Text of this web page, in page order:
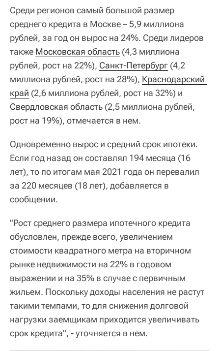
Среди регионов самый большой размер
среднего кредита в Москве – 5,9 миллиона
рублей, за год он вырос на 24%. Среди лидеров
также Московская область (4,3 миллиона
рублей, рост на 22%), Санкт-Петербург (4,2
миллиона рублей, рост на 28%), Краснодарский
край (2,6 миллиона рублей, рост на 32%) и
Свердловская область (2,5 миллиона рублей,
рост на 19%), отмечается в нем.
Одновременно вырос и средний срок ипотеки.
Если год назад он составлял 194 месяца (16
лет), то по итогам мая 2021 года он перевалил
за 220 месяцев (18 лет), добавляется в
сообщении.
"Рост среднего размера ипотечного кредита
обусловлен, прежде всего, увеличением
стоимости квадратного метра на вторичном
рынке недвижимости на 22% в годовом
выражении и на 35% в случае с первичным
жильем. Поскольку доходы населения не растут
такими темпами, то для снижения долговой
нагрузки заемщикам приходится увеличивать
срок кредита", - уточняется в нем.